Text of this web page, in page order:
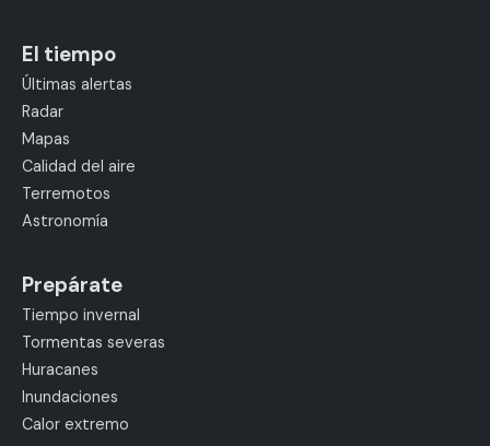
El tiempo
Últimas alertas
Radar
Mapas
Calidad del aire
Terremotos
Astronomía
Prepárate
Tiempo invernal
Tormentas severas
Huracanes
Inundaciones
Calor extremo